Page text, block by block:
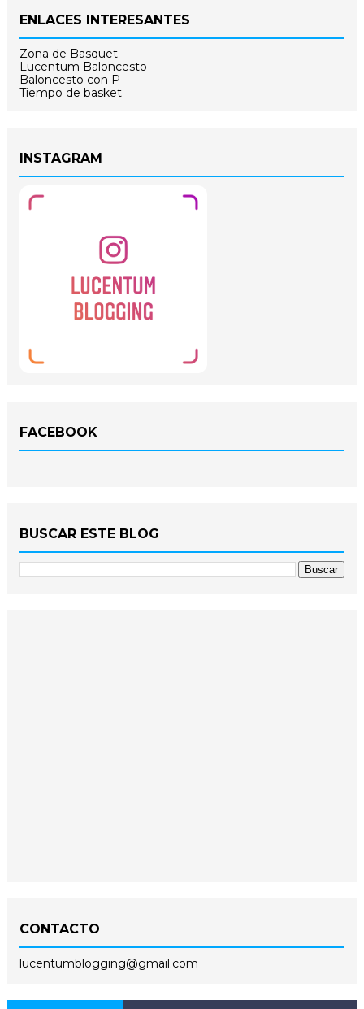
ENLACES INTERESANTES
Zona de Basquet
Lucentum Baloncesto
Baloncesto con P
Tiempo de basket
INSTAGRAM
FACEBOOK
BUSCAR ESTE BLOG
CONTACTO
lucentumblogging@gmail.com